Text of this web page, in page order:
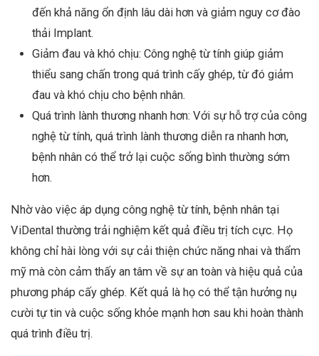
đến khả năng ổn định lâu dài hơn và giảm nguy cơ đào
thải Implant.
Giảm đau và khó chịu: Công nghệ từ tính giúp giảm
thiểu sang chấn trong quá trình cấy ghép, từ đó giảm
đau và khó chịu cho bệnh nhân.
Quá trình lành thương nhanh hơn: Với sự hỗ trợ của công
nghệ từ tính, quá trình lành thương diễn ra nhanh hơn,
bệnh nhân có thể trở lại cuộc sống bình thường sớm
hơn.
Nhờ vào việc áp dụng công nghệ từ tính, bệnh nhân tại
ViDental thường trải nghiệm kết quả điều trị tích cực. Họ
không chỉ hài lòng với sự cải thiện chức năng nhai và thẩm
mỹ mà còn cảm thấy an tâm về sự an toàn và hiệu quả của
phương pháp cấy ghép. Kết quả là họ có thể tận hưởng nụ
cười tự tin và cuộc sống khỏe mạnh hơn sau khi hoàn thành
quá trình điều trị.